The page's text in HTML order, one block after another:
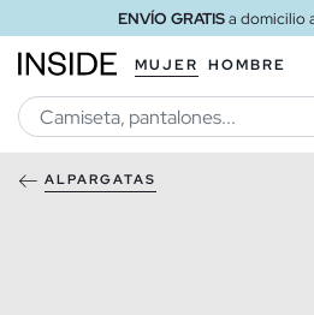
ENVÍO GRATISa domicilio
MUJER HOMBRE
ALPARGATAS